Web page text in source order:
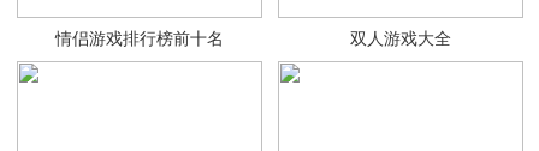
情侣游戏排行榜前十名 双人游戏大全